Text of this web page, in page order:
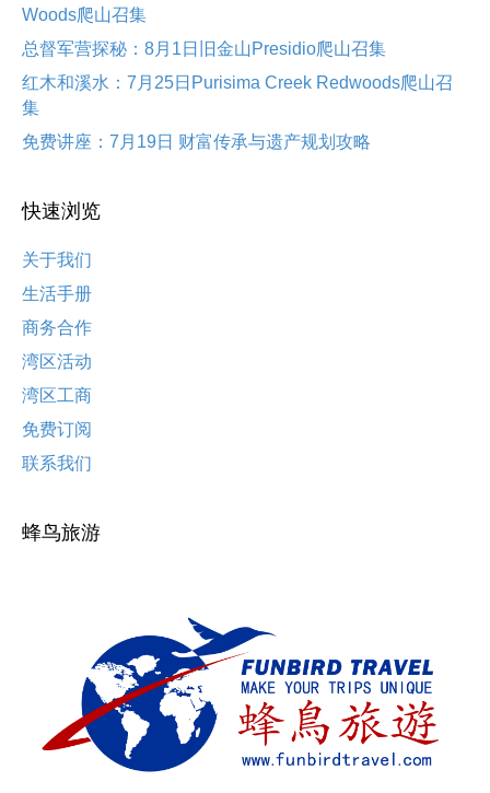
Woods爬山召集
总督军营探秘：8月1日旧金山Presidio爬山召集
红木和溪水：7月25日Purisima Creek Redwoods爬山召
集
免费讲座：7月19日 财富传承与遗产规划攻略
快速浏览
关于我们
生活手册
商务合作
湾区活动
湾区工商
免费订阅
联系我们
蜂鸟旅游